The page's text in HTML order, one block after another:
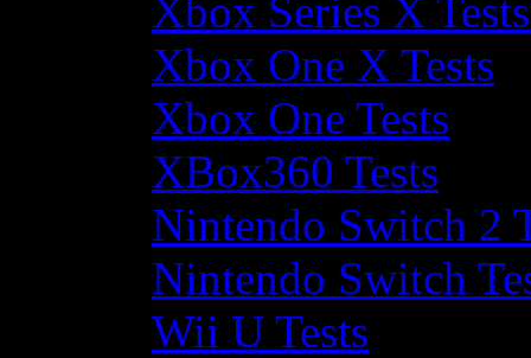
Xbox Series X Tests
Xbox One X Tests
Xbox One Tests
XBox360 Tests
Nintendo Switch 2
Nintendo Switch
Wii U Tests